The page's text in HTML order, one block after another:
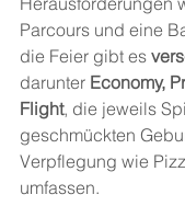
Parcours und eine
die Feier gibt es
darunter Economy,
Flight, die jeweils
geschmückten
Verpflegung wie
umfassen.